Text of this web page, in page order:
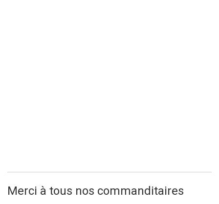
Merci à tous nos commanditaires